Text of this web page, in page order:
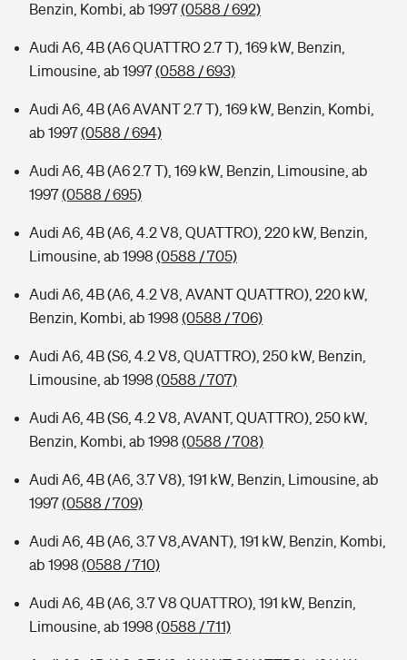
Benzin, Kombi, ab 1997(0588 / 692)
Audi A6, 4B (A6 QUATTRO 2.7 T), 169 kW, Benzin,
Limousine, ab 1997(0588 / 693)
Audi A6, 4B (A6 AVANT 2.7 T), 169 kW, Benzin, Kombi,
ab 1997(0588 / 694)
Audi A6, 4B (A6 2.7 T), 169 kW, Benzin, Limousine, ab
1997(0588 / 695)
Audi A6, 4B (A6, 4.2 V8, QUATTRO), 220 kW, Benzin,
Limousine, ab 1998 (0588 / 705)
Audi A6, 4B (A6, 4.2 V8, AVANT QUATTRO), 220 kW,
Benzin, Kombi, ab 1998 (0588 / 706)
Audi A6, 4B (S6, 4.2 V8, QUATTRO), 250 kW, Benzin,
Limousine, ab 1998 (0588 / 707)
Audi A6, 4B (S6, 4.2 V8, AVANT, QUATTRO), 250 kW,
Benzin, Kombi, ab 1998 (0588 / 708)
Audi A6, 4B (A6, 3.7 V8), 191 kW, Benzin, Limousine, ab
1997(0588 / 709)
Audi A6, 4B (A6, 3.7 V8,AVANT), 191 kW, Benzin, Kombi,
ab 1998 (0588 / 710)
Audi A6, 4B (A6, 3.7 V8 QUATTRO), 191 kW, Benzin,
Limousine, ab 1998 (0588 / 711)